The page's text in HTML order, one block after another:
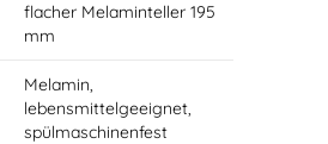
flacher Melaminteller 195
mm
Melamin,
lebensmittelgeeignet,
spülmaschinenfest